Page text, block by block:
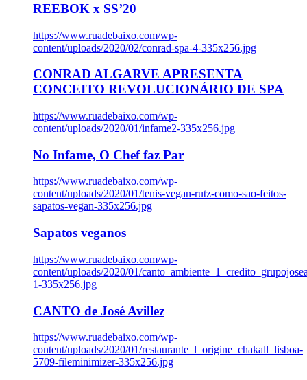
REEBOK x SS’20
https://www.ruadebaixo.com/wp-
content/uploads/2020/02/conrad-spa-4-335x256.jpg
CONRAD ALGARVE APRESENTA
CONCEITO REVOLUCIONÁRIO DE SPA
https://www.ruadebaixo.com/wp-
content/uploads/2020/01/infame2-335x256.jpg
No Infame, O Chef faz Par
https://www.ruadebaixo.com/wp-
content/uploads/2020/01/tenis-vegan-rutz-como-sao-feitos-
sapatos-vegan-335x256.jpg
Sapatos veganos
https://www.ruadebaixo.com/wp-
content/uploads/2020/01/
1-335x256.jpg
CANTO de José Avillez
https://www.ruadebaixo.com/wp-
content/uploads/2020/01/restaurante_l_origine_chakall_lisboa-
5709-fileminimizer-335x256.jpg